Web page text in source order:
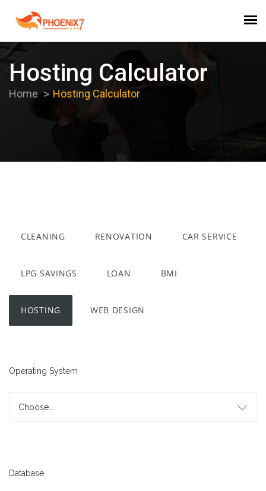
Hosting Calculator
Home Hosting Calculator
CLEANING RENOVATION CAR SERVICE
LPG SAVINGS LOAN BMI
HOSTING WEB DESIGN
Operating System
Choose...
Database